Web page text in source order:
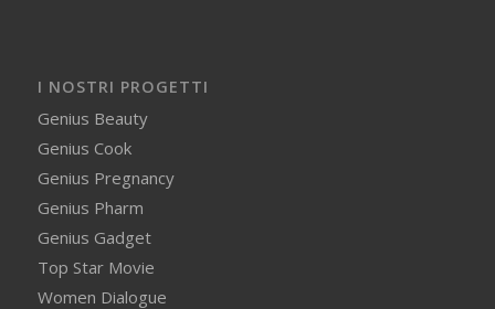
I NOSTRI PROGETTI
Genius Beauty
Genius Cook
Genius Pregnancy
Genius Pharm
Genius Gadget
Top Star Movie
Women Dialogue